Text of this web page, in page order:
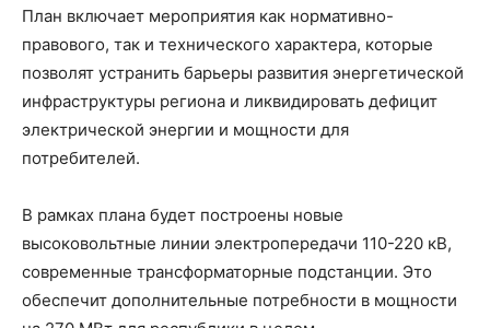
План включает мероприятия как нормативно-
правового, так и технического характера, которые
позволят устранить барьеры развития энергетической
инфраструктуры региона и ликвидировать дефицит
электрической энергии и мощности для
потребителей.
В рамках плана будет построены новые
высоковольтные линии электропередачи 110-220 кВ,
современные трансформаторные подстанции. Это
обеспечит дополнительные потребности в мощности